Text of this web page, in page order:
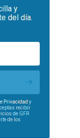
y
del día.
Privacidad y
recibir
de GFR
de los